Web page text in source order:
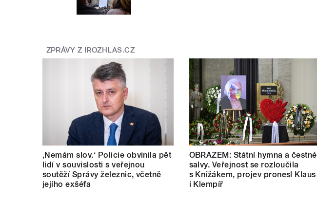
ZPRÁVY Z IROZHLAS.CZ
‚Nemám slov.‘ Policie obvinila pět
lidí v souvislosti s veřejnou
soutěží Správy železnic, včetně
jejího exšéfa
OBRAZEM: Státní hymna a čestné
salvy. Veřejnost se rozloučila
s Knížákem, projev pronesl Klaus
i Klempíř